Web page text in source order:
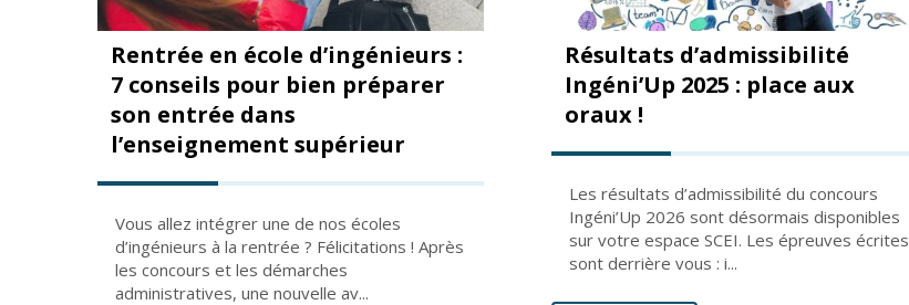
Rentrée en école d’ingénieurs :
7 conseils pour bien préparer
son entrée dans
l’enseignement supérieur
Vous allez intégrer une de nos écoles
d’ingénieurs à la rentrée ? Félicitations ! Après
les concours et les démarches
administratives, une nouvelle av...
Résultats d’admissibilité
Ingéni’Up 2025 : place aux
oraux !
Les résultats d’admissibilité du concours
Ingéni’Up 2026 sont désormais disponibles
sur votre espace SCEI. Les épreuves écrites
sont derrière vous : i...